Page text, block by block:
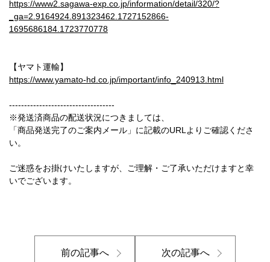
https://www2.sagawa-exp.co.jp/information/detail/320/?
_ga=2.9164924.891323462.1727152866-
1695686184.1723770778
【ヤマト運輸】
https://www.yamato-hd.co.jp/important/info_240913.html
-----------------------------------
※発送済商品の配送状況につきましては、
「商品発送完了のご案内メール」に記載のURLよりご確認くださ
い。
ご迷惑をお掛けいたしますが、ご理解・ご了承いただけますと幸
いでございます。
前の記事へ 次の記事へ